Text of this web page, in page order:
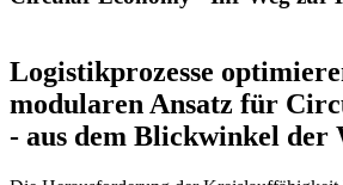
Logistikprozesse
modularen Ansatz für
- aus dem Blickwinkel der